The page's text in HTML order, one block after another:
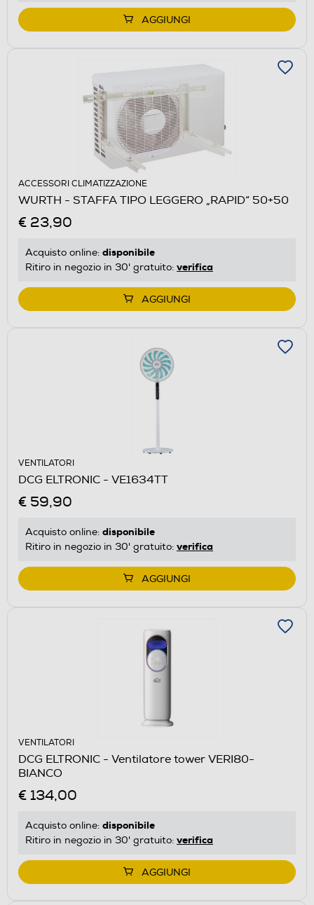
AGGIUNGI
ACCESSORI CLIMATIZZAZIONE
WURTH - STAFFA TIPO LEGGERO „RAPID“ 50+50
€ 23,90
Acquisto online: disponibile
Ritiro in negozio in 30' gratuito: verifica
AGGIUNGI
VENTILATORI
DCG ELTRONIC - VE1634TT
€ 59,90
Acquisto online: disponibile
Ritiro in negozio in 30' gratuito: verifica
AGGIUNGI
VENTILATORI
DCG ELTRONIC - Ventilatore tower VERI80-
BIANCO
€ 134,00
Acquisto online: disponibile
Ritiro in negozio in 30' gratuito: verifica
AGGIUNGI